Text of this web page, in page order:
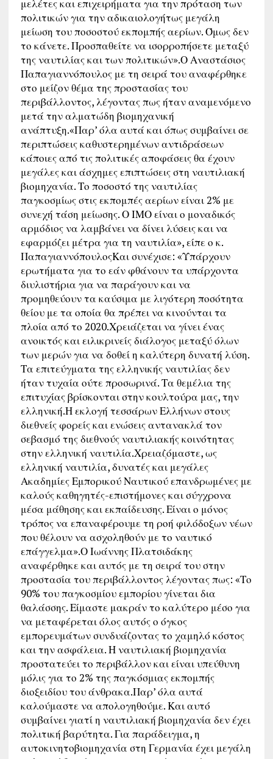
μελέτες και επιχειρήματα για την πρόταση των
πολιτικών για την αδικαιολογήτως μεγάλη
μείωση του ποσοστού εκπομπής αερίων. Όμως δεν
το κάνετε. Προσπαθείτε να ισορροπήσετε μεταξύ
της ναυτιλίας και των πολιτικών».Ο Αναστάσιος
Παπαγιαννόπουλος με τη σειρά του αναφέρθηκε
στο μείζον θέμα της προστασίας του
περιβάλλοντος, λέγοντας πως ήταν αναμενόμενο
μετά την αλματώδη βιομηχανική
ανάπτυξη.«Παρ’ όλα αυτά και όπως συμβαίνει σε
περιπτώσεις καθυστερημένων αντιδράσεων
κάποιες από τις πολιτικές αποφάσεις θα έχουν
μεγάλες και άσχημες επιπτώσεις στη ναυτιλιακή
βιομηχανία. Το ποσοστό της ναυτιλίας
παγκοσμίως στις εκπομπές αερίων είναι 2% με
συνεχή τάση μείωσης. Ο ΙΜΟ είναι ο μοναδικός
αρμόδιος να λαμβάνει να δίνει λύσεις και να
εφαρμόζει μέτρα για τη ναυτιλία», είπε ο κ.
ΠαπαγιαννόπουλοςΚαι συνέχισε: «Υπάρχουν
ερωτήματα για το εάν φθάνουν τα υπάρχοντα
διυλιστήρια για να παράγουν και να
προμηθεύουν τα καύσιμα με λιγότερη ποσότητα
θείου με τα οποία θα πρέπει να κινούνται τα
πλοία από το 2020.Χρειάζεται να γίνει ένας
ανοικτός και ειλικρινείς διάλογος μεταξύ όλων
των μερών για να δοθεί η καλύτερη δυνατή λύση.
Τα επιτεύγματα της ελληνικής ναυτιλίας δεν
ήταν τυχαία ούτε προσωρινά. Τα θεμέλια της
επιτυχίας βρίσκονται στην κουλτούρα μας, την
ελληνική.Η εκλογή τεσσάρων Ελλήνων στους
διεθνείς φορείς και ενώσεις αντανακλά τον
σεβασμό της διεθνούς ναυτιλιακής κοινότητας
στην ελληνική ναυτιλία.Χρειαζόμαστε, ως
ελληνική ναυτιλία, δυνατές και μεγάλες
Ακαδημίες Εμπορικού Ναυτικού επανδρωμένες με
καλούς καθηγητές-επιστήμονες και σύγχρονα
μέσα μάθησης και εκπαίδευσης. Είναι ο μόνος
τρόπος να επαναφέρουμε τη ροή φιλόδοξων νέων
που θέλουν να ασχοληθούν με το ναυτικό
επάγγελμα».Ο Ιωάννης Πλατσιδάκης
αναφέρθηκε και αυτός με τη σειρά του στην
προστασία του περιβάλλοντος λέγοντας πως: «Το
90% του παγκοσμίου εμπορίου γίνεται δια
θαλάσσης. Είμαστε μακράν το καλύτερο μέσο για
να μεταφέρεται όλος αυτός ο όγκος
εμπορευμάτων συνδυάζοντας το χαμηλό κόστος
και την ασφάλεια. Η ναυτιλιακή βιομηχανία
προστατεύει το περιβάλλον και είναι υπεύθυνη
μόλις για το 2% της παγκόσμιας εκπομπής
διοξειδίου του άνθρακα.Παρ’ όλα αυτά
καλούμαστε να απολογηθούμε. Και αυτό
συμβαίνει γιατί η ναυτιλιακή βιομηχανία δεν έχει
πολιτική βαρύτητα. Για παράδειγμα, η
αυτοκινητοβιομηχανία στη Γερμανία έχει μεγάλη